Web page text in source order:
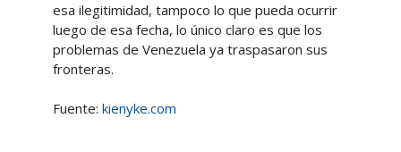
esa ilegitimidad, tampoco lo que pueda ocurrir
luego de esa fecha, lo único claro es que los
problemas de Venezuela ya traspasaron sus
fronteras.
Fuente: kienyke.com